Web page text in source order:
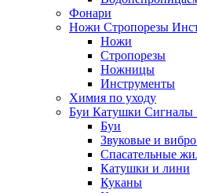
Фонари
Ножи Стропорезы
Ножи
Стропорезы
Ножницы
Инструменты
Химия по уходу
Буи Катушки Сигналы
Буи
Звуковые и
Спасательные
Катушки и лини
Куканы